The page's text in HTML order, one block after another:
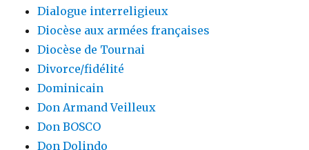
Dialogue interreligieux
Diocèse aux armées françaises
Diocèse de Tournai
Divorce/fidélité
Dominicain
Don Armand Veilleux
Don BOSCO
Don Dolindo